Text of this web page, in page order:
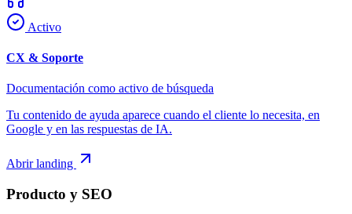
Activo
CX & Soporte
Documentación como activo de búsqueda
Tu contenido de ayuda aparece cuando el cliente lo necesita, en
Google y en las respuestas de IA.
Abrir landing
Producto y SEO